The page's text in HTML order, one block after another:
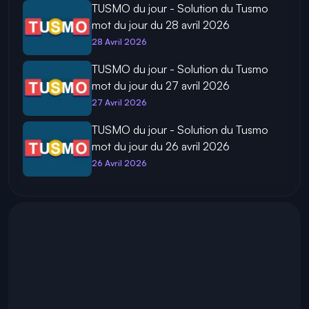
TUSMO du jour - Solution du Tusmo
mot du jour du 28 avril 2026
28 Avril 2026
TUSMO du jour - Solution du Tusmo
mot du jour du 27 avril 2026
27 Avril 2026
TUSMO du jour - Solution du Tusmo
mot du jour du 26 avril 2026
26 Avril 2026